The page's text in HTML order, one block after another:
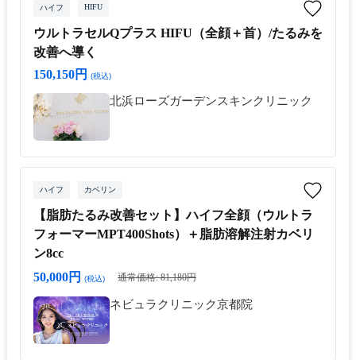
ハイフ HIFU
ウルトラセルQプラス HIFU（全顔＋首）/たるみを
改善へ導く
150,150円
(税込)
北浜ローズガーデンスキンクリニック
ハイフ カベリン
【脂肪たるみ改善セット】ハイフ全顔（ウルトラ
フォーマーMPT400Shots）＋脂肪溶解注射カベリ
ン8cc
50,000円
(税込) 通常価格: 81,180円
ネビュラクリニック京都院